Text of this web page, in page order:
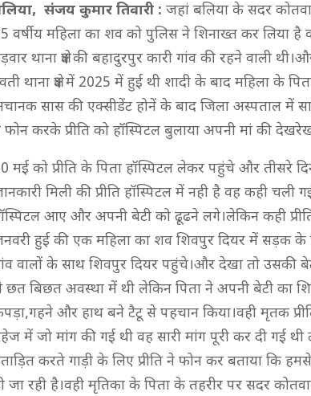
संजय कुमार तिवारी : जहां बलिया के सदर
वर्षीय महिला का शव को पुलिस ने शिनाख्त कर लिया है
थाना क्षेत्र की बहादुरपुर कारी गांव की रहने वाली
थाना क्षेत्र में 2025 में हुई थी शादी के बाद महिला
सास की एक्सीडेंट होनें के बाद जिला अस्पताल में
फोन करके प्रीति को हॉस्पिटल बुलाया अपनी मां की
मई को प्रीति के पिता हॉस्पिटल लेकर पहुंचे और तीसरे
मिली की प्रीति हॉस्पिटल में नही है वह कही चली
आए और अपनी बेटी को ढूढने लगे।लेकिन कही
हुई की एक महिला का शव शिवपुर दियर में सड़क के
वालों के साथ शिवपुर दियर पहुंचे।और देखा तो उसकी
छत बिछत अवस्था में थी लेकिन पिता ने अपनी बेटी का
और हाथ बने टैटू से पहचान किया।वही मृतक
में जो मांग की गई थी वह सारी मांग पूरी कर दी गई थी
करते गाड़ी के लिए प्रीति ने फोन कर बताया कि
जा रही है।वही मृतिका के पिता के तहरीर पर सदर